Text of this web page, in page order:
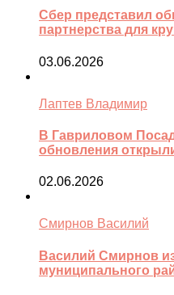
Сбер представил
партнерства для
03.06.2026
Лаптев Владимир
В Гавриловом
обновления
02.06.2026
Смирнов Василий
Василий Смирнов
муниципального